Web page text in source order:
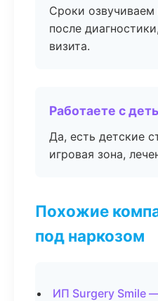
Сроки озвучиваем
после
визита.
Работаете с
Да, есть детские
игровая зона,
Похожие
под наркозом
ИП Surgery Smile